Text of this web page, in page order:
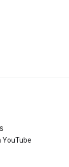
YouTube